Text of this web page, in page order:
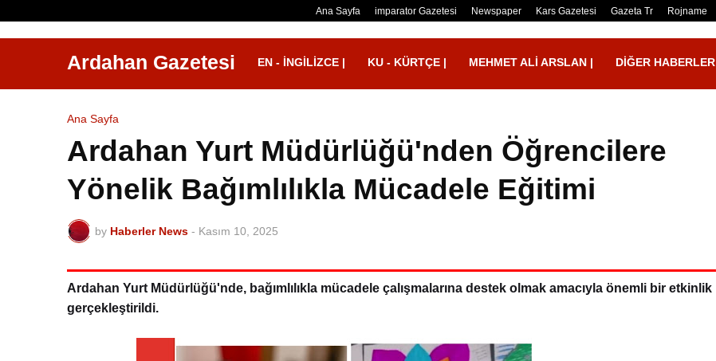
Ana Sayfa imparator Gazetesi Newspaper Kars Gazetesi Gazeta Tr Rojname
Ardahan Gazetesi EN - İNGILIZCE | KU - KÜRTÇE | MEHMET ALI ARSLAN | DIĞER HABERLER
Ana Sayfa
Ardahan Yurt Müdürlüğü'nden Öğrencilere
Yönelik Bağımlılıkla Mücadele Eğitimi
by Haberler News - Kasım 10, 2025
Ardahan Yurt Müdürlüğü'nde, bağımlılıkla mücadele çalışmalarına destek olmak amacıyla önemli bir etkinlik
gerçekleştirildi.